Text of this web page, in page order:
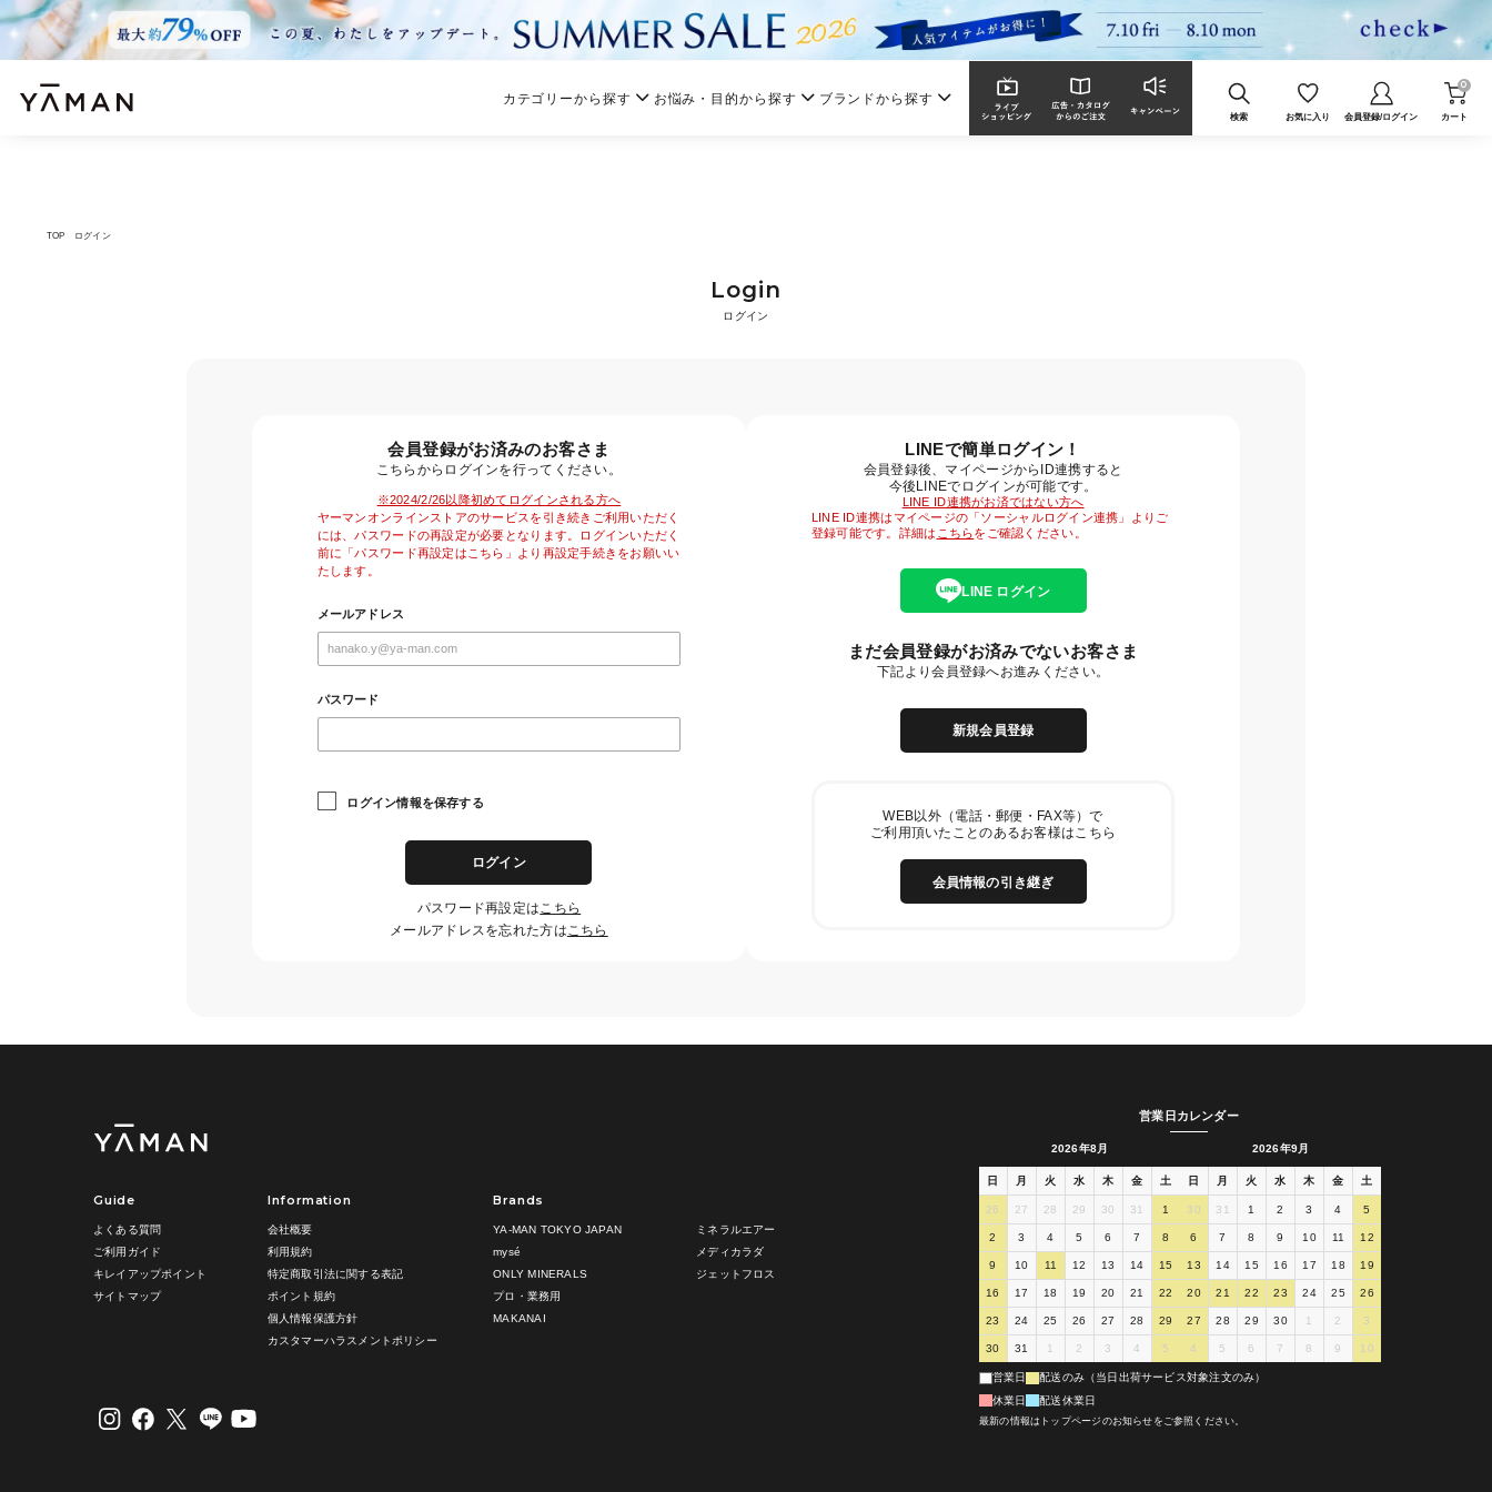
カテゴリーから探す お悩み・目的から探す ブランドから探す
検索 お気に入り 会員登録/ログイン カート
0
TOP ログイン
Login
ログイン
会員登録がお済みのお客さま
こちらからログインを行ってください。
※2024/2/26以降初めてログインされる方へ
ヤーマンオンラインストアのサービスを引き続きご利用いただく
には、パスワードの再設定が必要となります。ログインいただく
前に「パスワード再設定はこちら」より再設定手続きをお願いい
たします。
メールアドレス
パスワード
ログイン情報を保存する
ログイン
パスワード再設定は こちら
メールアドレスを忘れた方は こちら
LINEで簡単ログイン！
会員登録後、マイページからID連携すると
今後LINEでログインが可能です。
LINE ID連携がお済ではない方へ
LINE ID連携はマイページの「ソーシャルログイン連携」よりご
登録可能です。詳細は こちらをご確認ください。
LINE ログイン
まだ会員登録がお済みでないお客さま
下記より会員登録へお進みください。
新規会員登録
WEB以外（電話・郵便・FAX等）で
ご利用頂いたことのあるお客様はこちら
会員情報の引き継ぎ
Guide
よくある質問
ご利用ガイド
キレイアップポイント
サイトマップ
Information
会社概要
利用規約
特定商取引法に関する表記
ポイント規約
個人情報保護方針
カスタマーハラスメントポリシー
Brands
YA-MAN TOKYO JAPAN
mysé
ONLY MINERALS
プロ・業務用
MAKANAI
ミネラルエアー
メディカラダ
ジェットフロス
営業日カレンダー
2026年8月
日 月 火 水 木 金 土
26 27 28 29 30 31 1
2 3 4 5 6 7 8
9 10 11 12 13 14 15
16 17 18 19 20 21 22
23 24 25 26 27 28 29
30 31 1 2 3 4 5
2026年9月
日 月 火 水 木 金 土
30 31 1 2 3 4 5
6 7 8 9 10 11 12
13 14 15 16 17 18 19
20 21 22 23 24 25 26
27 28 29 30 1 2 3
4 5 6 7 8 9 10
営業日
配送のみ（当日出荷サービス対象注文のみ）
休業日
配送休業日
最新の情報はトップページのお知らせをご参照ください。